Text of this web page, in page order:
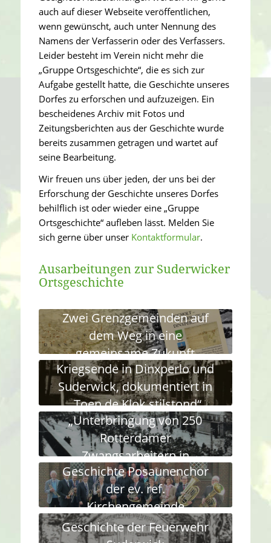
auch auf dieser Webseite veröffentlichen,
wenn gewünscht, auch unter Nennung des
Namens der Verfasserin oder des Verfassers.
Leider besteht im Verein nicht mehr die
„Gruppe Ortsgeschichte“, die es sich zur
Aufgabe gestellt hatte, die Geschichte unseres
Dorfes zu erforschen und aufzuzeigen. Ein
bescheidenes Archiv mit Fotos und
Zeitungsberichten aus der Geschichte wurde
bereits zusammen getragen und wartet auf
seine Bearbeitung.
Wir freuen uns über jeden, der uns bei der
Erforschung der Geschichte unseres Dorfes
behilflich ist oder wieder eine „Gruppe
Ortsgeschichte“ aufleben lässt. Melden Sie
sich gerne über unser Kontaktformular.
Ausarbeitungen zur Suderwicker
Ortsgeschichte
Zwei Grenzgemeinden auf
dem Weg in eine
gemeinsame Zukunft
Kriegsende in Dinxperlo und
Suderwick, dokumentiert in
„Toen de Klok stilstond“
Dinxperlo bevrijd – „Als die
Uhr stillstand“ Dinxperlo
befreit
„Unterbringung von 250
Rotterdamer
Zwangsarbeitern in
Suderwick“ vor 80 Jahren
Geschichte Posaunenchor
der ev. ref.
Kirchengemeinde
Suderwick
Geschichte der Feuerwehr